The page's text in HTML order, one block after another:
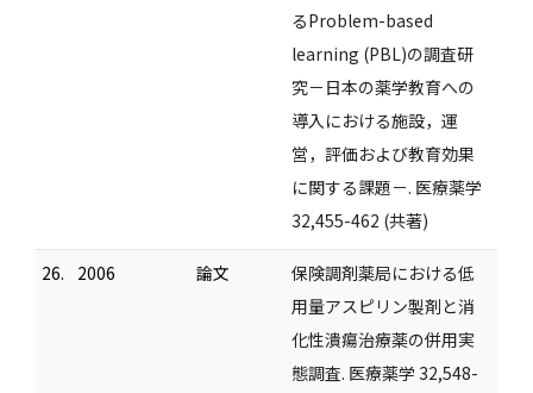
るProblem-based
learning (PBL)の調査研
究－日本の薬学教育への
導入における施設，運
営，評価および教育効果
に関する課題－. 医療薬学
32,455-462 (共著)
26. 2006 論文
保険調剤薬局における低
用量アスピリン製剤と消
化性潰瘍治療薬の併用実
態調査. 医療薬学 32,548-